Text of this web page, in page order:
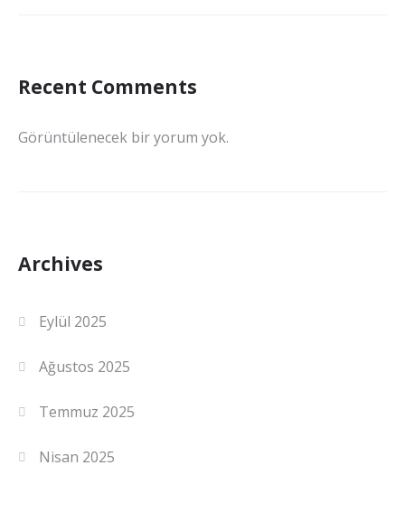
Recent Comments
Görüntülenecek bir yorum yok.
Archives
Eylül 2025
Ağustos 2025
Temmuz 2025
Nisan 2025